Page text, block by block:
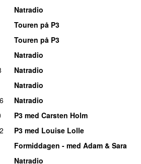
Natradio
Touren på P3
Touren på P3
Natradio
Natradio
Natradio
Natradio
P3 med Carsten Holm
P3 med Louise Lolle
Formiddagen - med Adam & Sara
Natradio